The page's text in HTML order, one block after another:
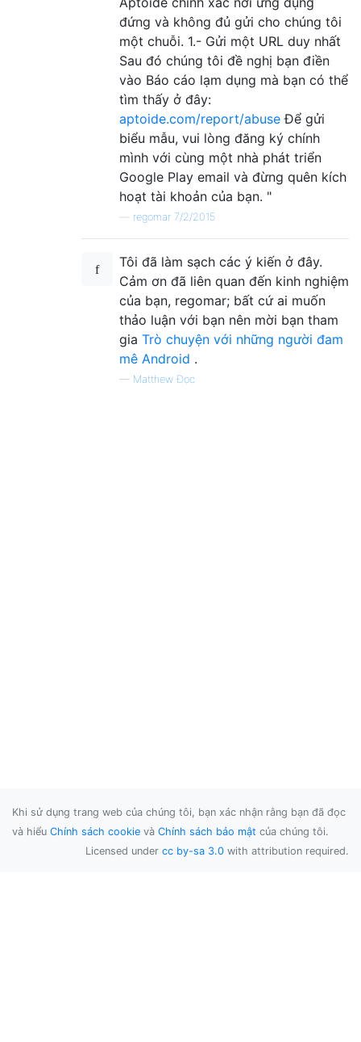
đứng và không đủ gửi cho chúng tôi
một chuỗi. 1.- Gửi một URL duy nhất
Sau đó chúng tôi đề nghị bạn điền
vào Báo cáo lạm dụng mà bạn có thể
tìm thấy ở đây:
aptoide.com/report/abuse Để gửi
biểu mẫu, vui lòng đăng ký chính
mình với cùng một nhà phát triển
Google Play email và đừng quên kích
hoạt tài khoản của bạn. "
regomar 7/2/2015
Tôi đã làm sạch các ý kiến ​​ở đây.
Cảm ơn đã liên quan đến kinh nghiệm
của bạn, regomar; bất cứ ai muốn
thảo luận với bạn nên mời bạn tham
gia Trò chuyện với những người đam
mê Android .
— Matthew Đọc
Khi sử dụng trang web của chúng tôi, bạn xác nhận rằng bạn đã đọc
và hiểu Chính sách cookie và Chính sách bảo mật của chúng tôi.
Licensed under cc by-sa 3.0 with attribution required.